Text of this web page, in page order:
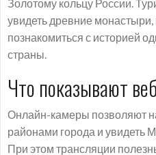
Золотому кольцу России.
увидеть древние
познакомиться с историей
страны.
Что показывают
Онлайн-камеры позволяют
районами города и увидеть
При этом трансляции